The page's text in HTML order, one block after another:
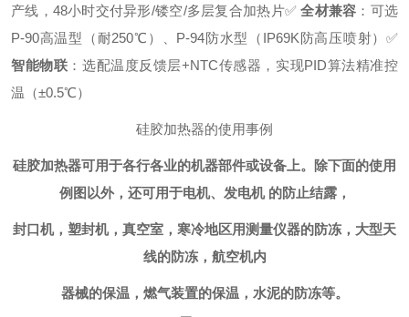
产线，48小时交付异形/镂空/多层复合加热片✅全材兼容 ：可选
P-90高温型（耐250℃）、P-94防水型（IP69K防高压喷射） ✅
智能物联 ：选配温度反馈层+NTC传感器，实现PID算法精准控
温（±0.5℃）
硅胶加热器的使用事例
硅胶加热器可用于各行各业的机器部件或设备上。除下面的使用
例图以外，还可用于电机、发电机 的防止结露，
封口机，塑封机，真空室，寒冷地区用测量仪器的防冻，大型天
线的防冻，航空机内
器械的保温，燃气装置的保温，水泥的防冻等。